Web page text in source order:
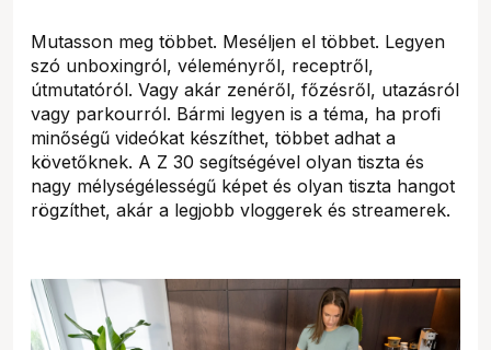
Mutasson meg többet. Meséljen el többet. Legyen
szó unboxingról, véleményről, receptről,
útmutatóról. Vagy akár zenéről, főzésről, utazásról
vagy parkourról. Bármi legyen is a téma, ha profi
minőségű videókat készíthet, többet adhat a
követőknek. A Z 30 segítségével olyan tiszta és
nagy mélységélességű képet és olyan tiszta hangot
rögzíthet, akár a legjobb vloggerek és streamerek.